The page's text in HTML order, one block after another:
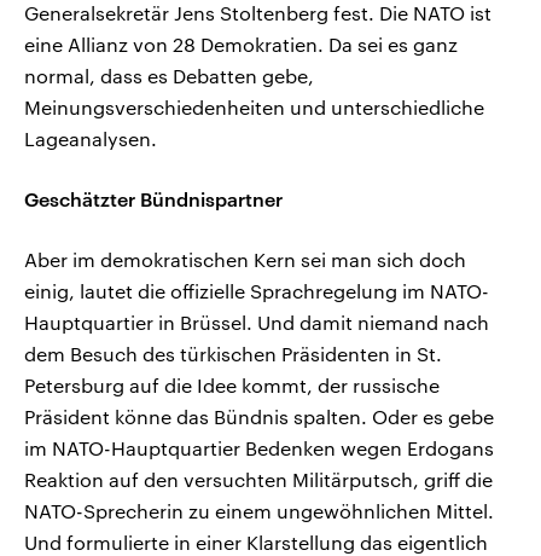
Generalsekretär Jens Stoltenberg fest. Die NATO ist
eine Allianz von 28 Demokratien. Da sei es ganz
normal, dass es Debatten gebe,
Meinungsverschiedenheiten und unterschiedliche
Lageanalysen.
Geschätzter Bündnispartner
Aber im demokratischen Kern sei man sich doch
einig, lautet die offizielle Sprachregelung im NATO-
Hauptquartier in Brüssel. Und damit niemand nach
dem Besuch des türkischen Präsidenten in St.
Petersburg auf die Idee kommt, der russische
Präsident könne das Bündnis spalten. Oder es gebe
im NATO-Hauptquartier Bedenken wegen Erdogans
Reaktion auf den versuchten Militärputsch, griff die
NATO-Sprecherin zu einem ungewöhnlichen Mittel.
Und formulierte in einer Klarstellung das eigentlich